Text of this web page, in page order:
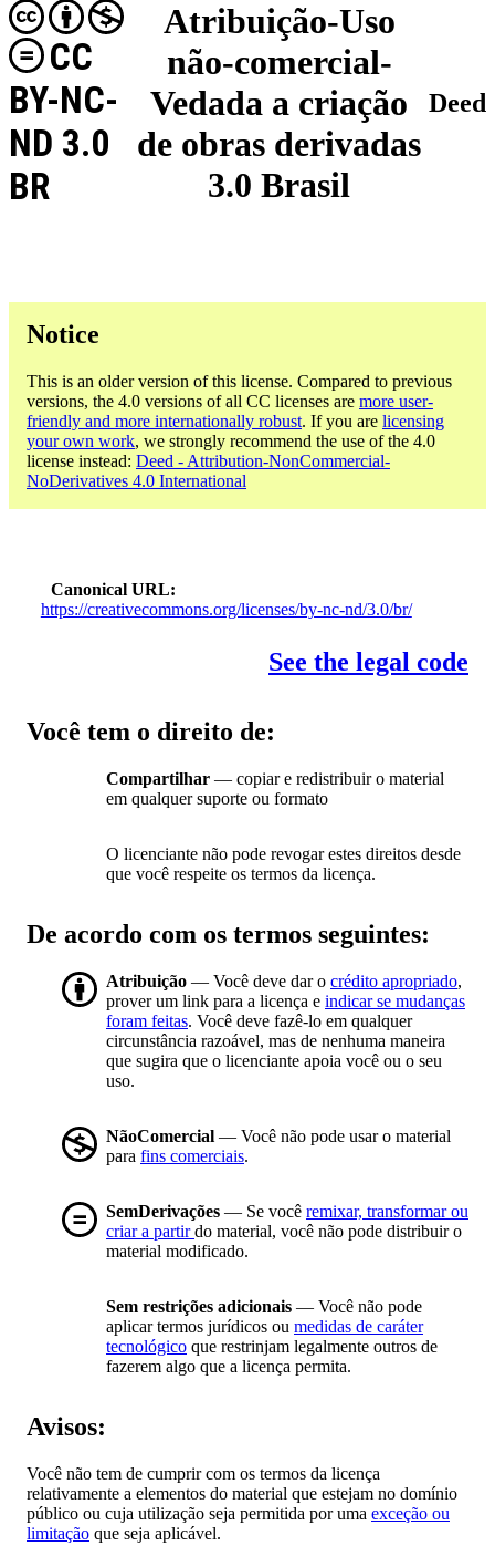
Atribuição-Uso
não-comercial-
Vedada a criação
de obras derivadas
3.0 Brasil
CC
BY-NC-
ND 3.0
BR
Deed
Notice
This is an older version of this license. Compared to previous
versions, the 4.0 versions of all CC licenses are more user-
friendly and more internationally robust. If you are licensing
your own work, we strongly recommend the use of the 4.0
license instead: Deed - Attribution-NonCommercial-
NoDerivatives 4.0 International
Canonical URL
https://creativecommons.org/licenses/by-nc-nd/3.0/br/
See the legal code
Você tem o direito de:
Compartilhar — copiar e redistribuir o material
em qualquer suporte ou formato
O licenciante não pode revogar estes direitos desde
que você respeite os termos da licença.
De acordo com os termos seguintes:
Atribuição — Você deve dar o crédito apropriado,
prover um link para a licença e indicar se mudanças
foram feitas. Você deve fazê-lo em qualquer
circunstância razoável, mas de nenhuma maneira
que sugira que o licenciante apoia você ou o seu
uso.
NãoComercial — Você não pode usar o material
para fins comerciais.
SemDerivações — Se você remixar, transformar ou
criar a partirdo material, você não pode distribuir o
material modificado.
Sem restrições adicionais — Você não pode
aplicar termos jurídicos ou medidas de caráter
tecnológico que restrinjam legalmente outros de
fazerem algo que a licença permita.
Avisos:
Você não tem de cumprir com os termos da licença
relativamente a elementos do material que estejam no domínio
público ou cuja utilização seja permitida por uma exceção ou
limitação que seja aplicável.